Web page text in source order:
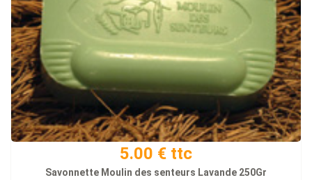
5.00 € ttc
Savonnette Moulin des senteurs Lavande 250Gr